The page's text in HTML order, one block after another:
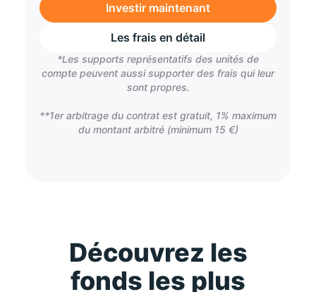
Investir maintenant
Les frais en détail
*Les supports représentatifs des unités de
compte peuvent aussi supporter des frais qui leur
sont propres.
**1er arbitrage du contrat est gratuit, 1% maximum
du montant arbitré (minimum 15 €)
Découvrez les
fonds les plus